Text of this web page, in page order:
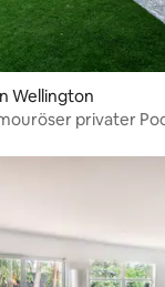
Wellington
privater